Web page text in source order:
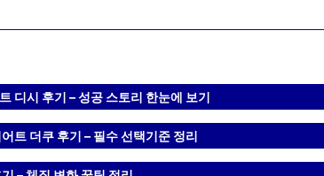
디시 후기 – 성공 스토리 한눈에 보기
트 더쿠 후기 – 필수 선택기준 정리